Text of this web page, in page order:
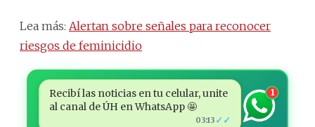
Lea más: Alertan sobre señales para reconocer
riesgos de feminicidio
Recibí las noticias en tu celular, unite
al canal de ÚH en WhatsApp 🤩
03:13 ✓✓
1